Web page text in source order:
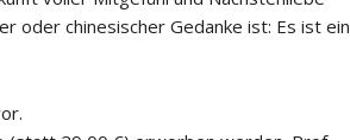
oder chinesischer Gedanke ist: Es ist ein